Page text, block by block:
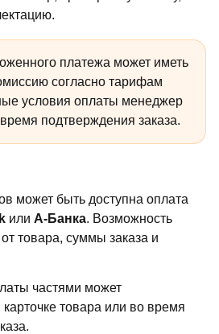
платежа может иметь
согласно тарифам
условия оплаты менеджер
подтверждения заказа.
может быть доступна оплата
или А-Банка. Возможность
товара, суммы заказа и
частями может
товара или во время